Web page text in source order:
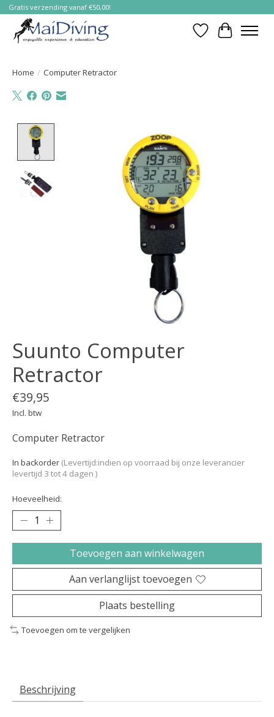
Gratis verzending vanaf €50,00!
Verlanglijst
Home / Computer Retractor
Suunto Computer
Retractor
€39,95
Incl. btw
Computer Retractor
In backorder (Levertijd:indien op voorraad bij onze leverancier
levertijd 3 tot 4 dagen )
Hoeveelheid:
Toevoegen aan winkelwagen
Aan verlanglijst toevoegen
Plaats bestelling
Toevoegen om te vergelijken
Beschrijving